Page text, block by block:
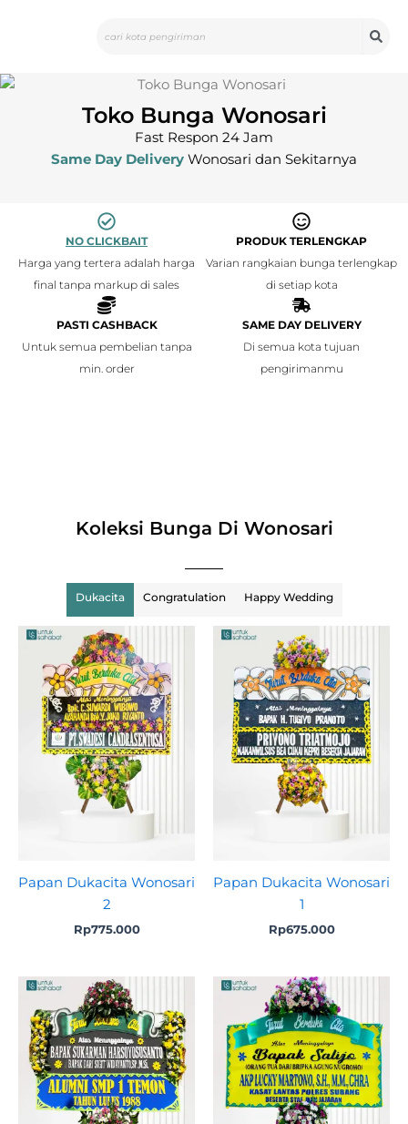
Toko Bunga Wonosari
Fast Respon 24 Jam
Same Day Delivery Wonosari dan Sekitarnya
NO CLICKBAIT
Harga yang tertera adalah harga
final tanpa markup di sales
PRODUK TERLENGKAP
Varian rangkaian bunga terlengkap
di setiap kota
PASTI CASHBACK
Untuk semua pembelian tanpa
min. order
SAME DAY DELIVERY
Di semua kota tujuan
pengirimanmu
Koleksi Bunga Di Wonosari
Dukacita Congratulation Happy Wedding
Papan Dukacita Wonosari
2
Rp775.000
Papan Dukacita Wonosari
1
Rp675.000